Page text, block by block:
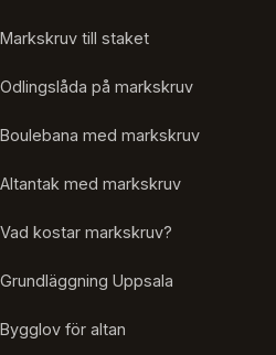
Markskruv till staket
Odlingslåda på markskruv
Boulebana med markskruv
Altantak med markskruv
Vad kostar markskruv?
Grundläggning Uppsala
Bygglov för altan